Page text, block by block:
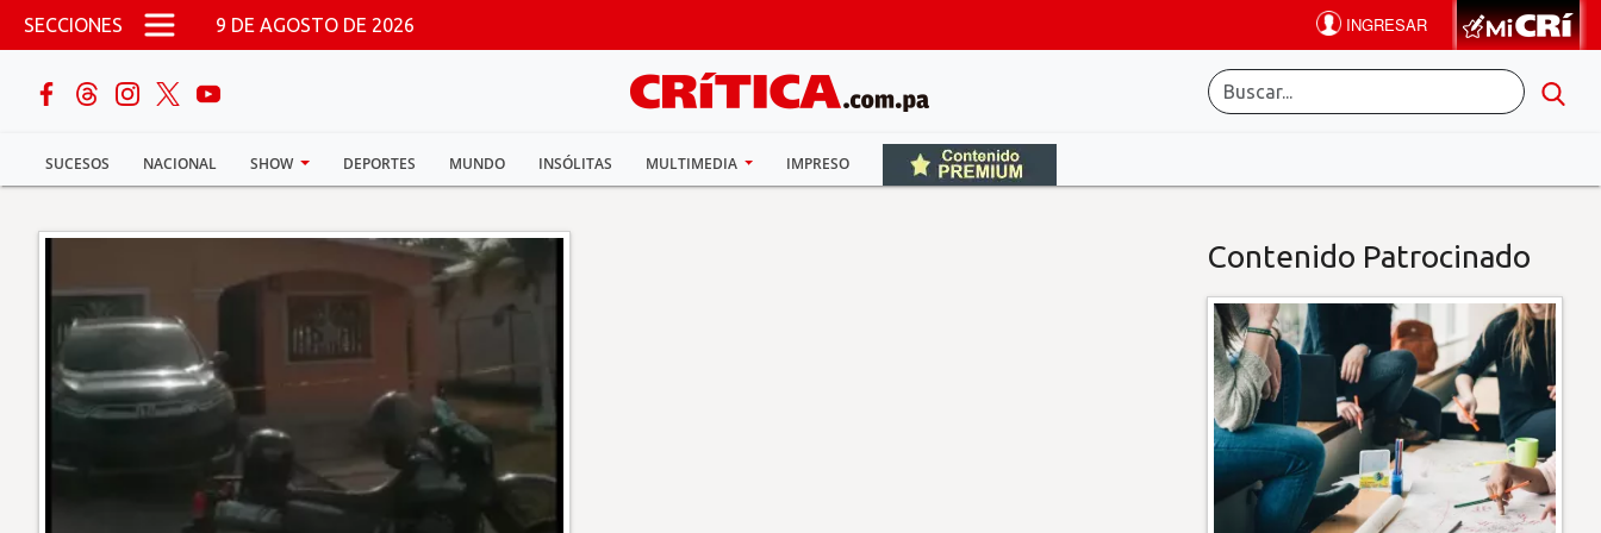
Pasar al contenido principal
SECCIONES 9 DE AGOSTO DE 2026
SUCESOS NACIONAL SHOW DEPORTES MUNDO INSÓLITAS MULTIMEDIA IMPRESO
buscar
Sucesos
Nacional
Show
Contenido Patrocinado